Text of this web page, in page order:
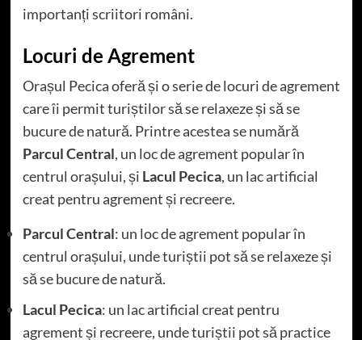
importanți scriitori români.
Locuri de Agrement
Orașul Pecica oferă și o serie de locuri de agrement
care îi permit turiștilor să se relaxeze și să se
bucure de natură. Printre acestea se numără
Parcul Central, un loc de agrement popular în
centrul orașului, și Lacul Pecica, un lac artificial
creat pentru agrement și recreere.
Parcul Central: un loc de agrement popular în
centrul orașului, unde turiștii pot să se relaxeze și
să se bucure de natură.
Lacul Pecica: un lac artificial creat pentru
agrement și recreere, unde turiștii pot să practice